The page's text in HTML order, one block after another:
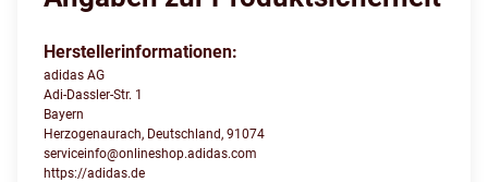
Herstellerinformationen:
adidas AG
Adi-Dassler-Str. 1
Bayern
Herzogenaurach, Deutschland, 91074
serviceinfo@onlineshop.adidas.com
https://adidas.de